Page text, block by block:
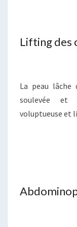
Lifting des
La peau lâche
soulevée et
voluptueuse et